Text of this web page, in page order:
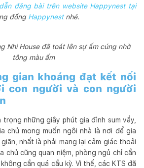
đăng bài trên website Happynest tại
đồng Happynest nhé.
Nhi House đã toát lên sự ấm cúng nhờ
tông màu ấm
gian khoáng đạt kết nối
con người và con người
những giây phút gia đình sum vầy,
chủ mong muốn ngôi nhà là nơi để gia
nhất là phải mang lại cảm giác thoải
chủ cũng quan niệm, phòng ngủ chỉ cần
cần quá cầu kỳ. Vì thế, các KTS đã